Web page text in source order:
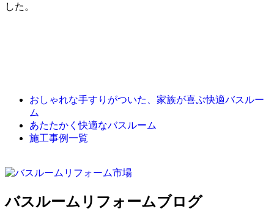
した。
おしゃれな手すりがついた、家族が喜ぶ快適バスルー
ム
あたたかく快適なバスルーム
施工事例一覧
バスルームリフォームブログ